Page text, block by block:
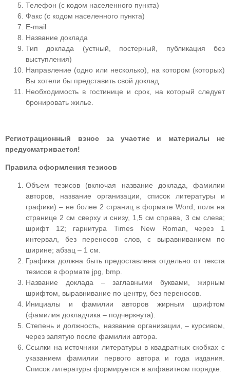
Телефон (с кодом населенного пункта)
Факс (с кодом населенного пункта)
E-mail
Название доклада
Тип доклада (устный, постерный, публикация без
выступления)
Направление (одно или несколько), на котором (которых)
Вы хотели бы представить свой доклад
Необходимость в гостинице и срок, на который следует
бронировать жилье.
Регистрационный взнос за участие и материалы не
предусматривается!
Правила оформления тезисов
Объем тезисов (включая название доклада, фамилии
авторов, название организации, список литературы и
графики) – не более 2 страниц в формате Word; поля на
странице 2 см сверху и снизу, 1,5 см справа, 3 см слева;
шрифт 12; гарнитура Times New Roman, через 1
интервал, без переносов слов, с выравниванием по
ширине; абзац – 1 см.
Графика должна быть предоставлена отдельно от текста
тезисов в формате jpg, bmp.
Название доклада – заглавными буквами, жирным
шрифтом, выравнивание по центру, без переносов.
Инициалы и фамилии авторов жирным шрифтом
(фамилия докладчика – подчеркнута).
Степень и должность, название организации, – курсивом,
через запятую после фамилии автора.
Ссылки на источники литературы в квадратных скобках с
указанием фамилии первого автора и года издания.
Список литературы формируется в алфавитном порядке.